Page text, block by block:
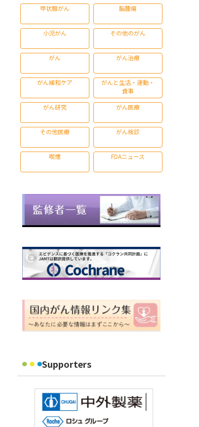
甲状腺がん 脳腫瘍
小児がん その他のがん
がん がん治療
がん緩和ケア
がんと生活・運動・
食事
がん研究
がん医療
その他医療 がん検診
喫煙 FDAニュース
Supporters